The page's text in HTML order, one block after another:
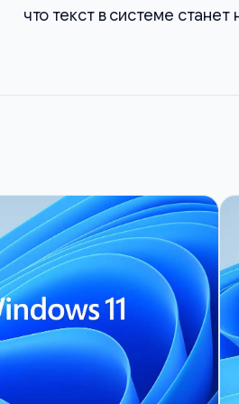
что текст в системе